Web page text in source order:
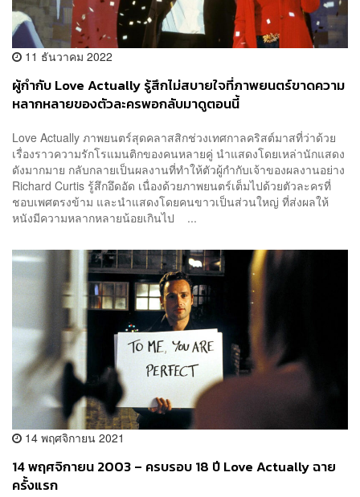
11 ธันวาคม 2022
ผู้กำกับ Love Actually รู้สึกไม่สบายใจที่ภาพยนตร์ขาดความ
หลากหลายของตัวละครพอกลับมาดูตอนนี้
Love Actually ภาพยนตร์สุดคลาสสิกช่วงเทศกาลคริสต์มาสที่ว่าด้วย
เรื่องราวความรักโรแมนติกของคนหลายคู่ นำแสดงโดยเหล่านักแสดง
ดังมากมาย กลับกลายเป็นผลงานที่ทำให้ตัวผู้กำกับเจ้าของผลงานอย่าง
Richard Curtis รู้สึกอึดอัด เนื่องด้วยภาพยนตร์เต็มไปด้วยตัวละครที่
ชอบเพศตรงข้าม และนำแสดงโดยคนขาวเป็นส่วนใหญ่ ที่ส่งผลให้
หนังมีความหลากหลายน้อยเกินไป ...
14 พฤศจิกายน 2021
14 พฤศจิกายน 2003 – ครบรอบ 18 ปี Love Actually ฉาย
ครั้งแรก